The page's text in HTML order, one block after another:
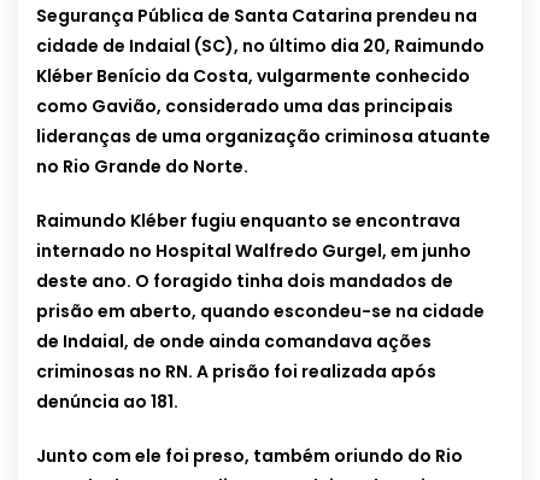
Segurança Pública de Santa Catarina prendeu na
cidade de Indaial (SC), no último dia 20, Raimundo
Kléber Benício da Costa, vulgarmente conhecido
como Gavião, considerado uma das principais
lideranças de uma organização criminosa atuante
no Rio Grande do Norte.
Raimundo Kléber fugiu enquanto se encontrava
internado no Hospital Walfredo Gurgel, em junho
deste ano. O foragido tinha dois mandados de
prisão em aberto, quando escondeu-se na cidade
de Indaial, de onde ainda comandava ações
criminosas no RN. A prisão foi realizada após
denúncia ao 181.
Junto com ele foi preso, também oriundo do Rio